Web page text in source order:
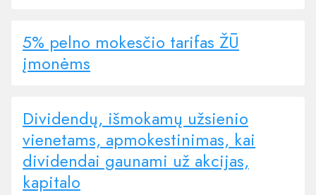
5% pelno mokesčio tarifas ŽŪ
įmonėms
Dividendų, išmokamų užsienio
vienetams, apmokestinimas, kai
dividendai gaunami už akcijas,
kapitalo